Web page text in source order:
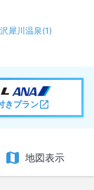
犀川温泉(1)
きプラン
地図表示